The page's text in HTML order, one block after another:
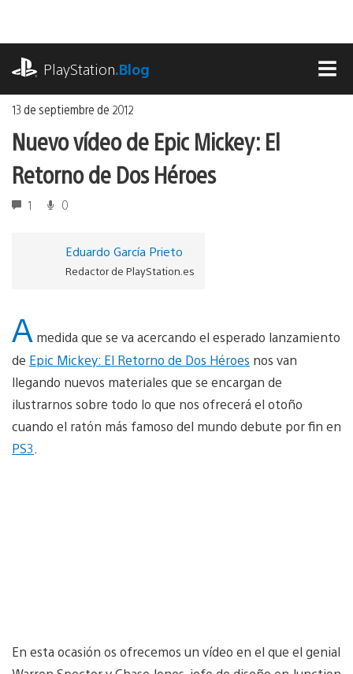
contenido
PlayStation.Blog
13 de septiembre de 2012
Nuevo vídeo de Epic Mickey: El
Retorno de Dos Héroes
1 0
Eduardo García Prieto
Redactor de PlayStation.es
A medida que se va acercando el esperado lanzamiento
de Epic Mickey: El Retorno de Dos Héroes nos van
llegando nuevos materiales que se encargan de
ilustrarnos sobre todo lo que nos ofrecerá el otoño
cuando el ratón más famoso del mundo debute por fin en
PS3
En esta ocasión os ofrecemos un vídeo en el que el genial